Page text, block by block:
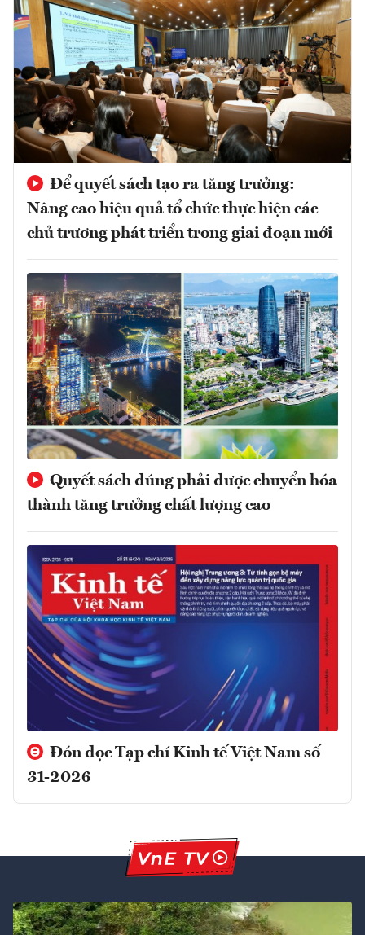
Để quyết sách tạo ra tăng trưởng:
Nâng cao hiệu quả tổ chức thực hiện các
chủ trương phát triển trong giai đoạn mới
Quyết sách đúng phải được chuyển hóa
thành tăng trưởng chất lượng cao
Đón đọc Tạp chí Kinh tế Việt Nam số
31-2026